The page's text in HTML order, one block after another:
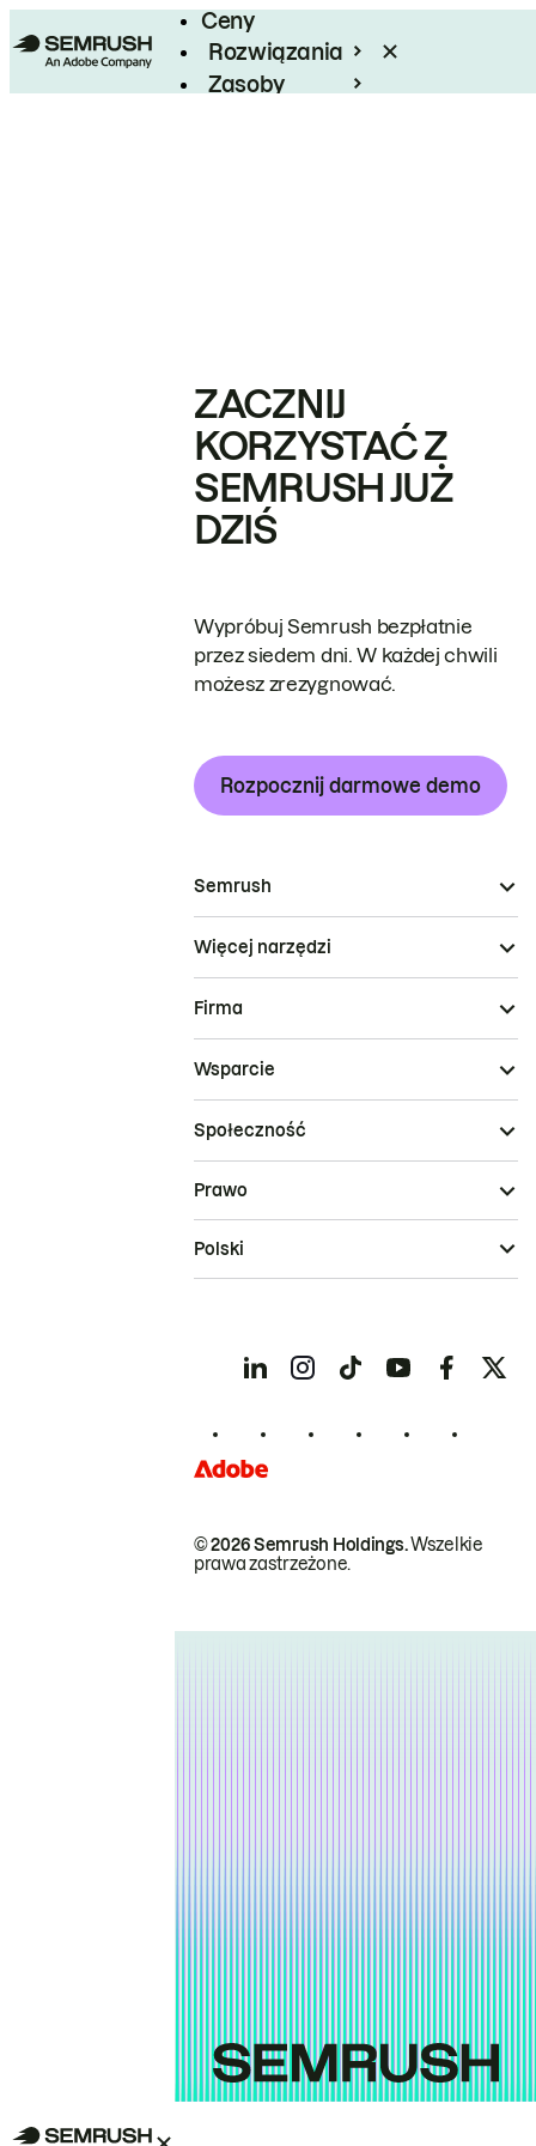
Ceny
Rozwiązania
Zasoby
ZACZNIJ
KORZYSTAĆ Z
SEMRUSH JUŻ
DZIŚ
Wypróbuj Semrush bezpłatnie
przez siedem dni. W każdej chwili
możesz zrezygnować.
Rozpocznij darmowe demo
Semrush
Więcej narzędzi
Firma
Wsparcie
Społeczność
© 2026 Semrush Holdings.Wszelkie
prawa zastrzeżone.
Prawo
Polski